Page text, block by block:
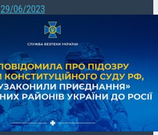
29/06/2023